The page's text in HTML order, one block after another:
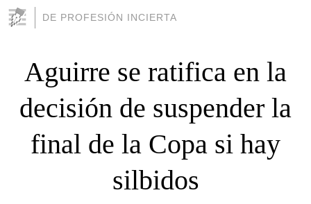
DE PROFESIÓN INCIERTA
Aguirre se ratifica en la
decisión de suspender la
final de la Copa si hay
silbidos